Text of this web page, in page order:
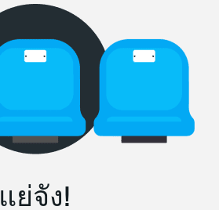
แย่จัง!